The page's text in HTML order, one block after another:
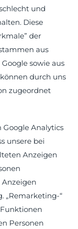
und
Diese
der
aus
sowie aus
durch uns
zugeordnet
Google Analytics
unsere bei
Anzeigen
„Remarketing-“
Funktionen
Personen